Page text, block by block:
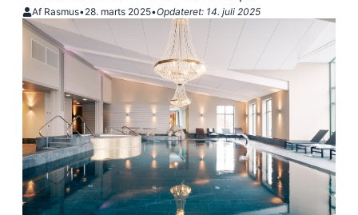
Af Rasmus•28. marts 2025•Opdateret: 14. juli 2025